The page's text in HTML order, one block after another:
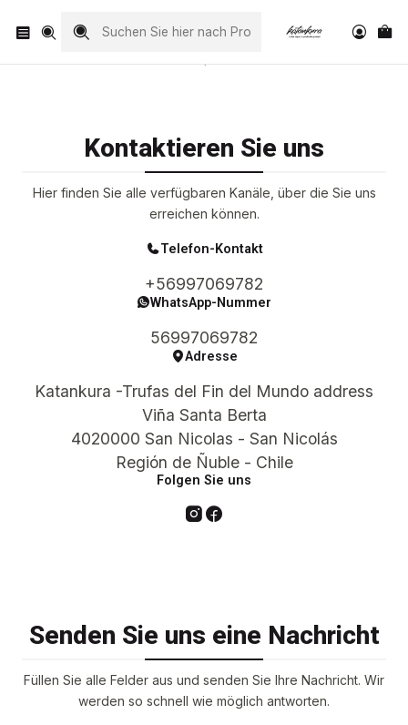
Kontaktieren Sie uns
Hier finden Sie alle verfügbaren Kanäle, über die Sie uns
erreichen können.
Telefon-Kontakt
+56997069782
WhatsApp-Nummer
56997069782
Adresse
Katankura -Trufas del Fin del Mundo address
Viña Santa Berta
4020000 San Nicolas - San Nicolás
Región de Ñuble - Chile
Folgen Sie uns
Senden Sie uns eine Nachricht
Füllen Sie alle Felder aus und senden Sie Ihre Nachricht. Wir
werden so schnell wie möglich antworten.